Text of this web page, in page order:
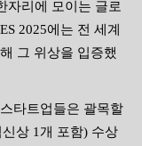
자리에 모이는 글로
2025에는 전 세계
그 위상을 입증했
타트업들은 괄목할
신상 1 개 포함) 수상